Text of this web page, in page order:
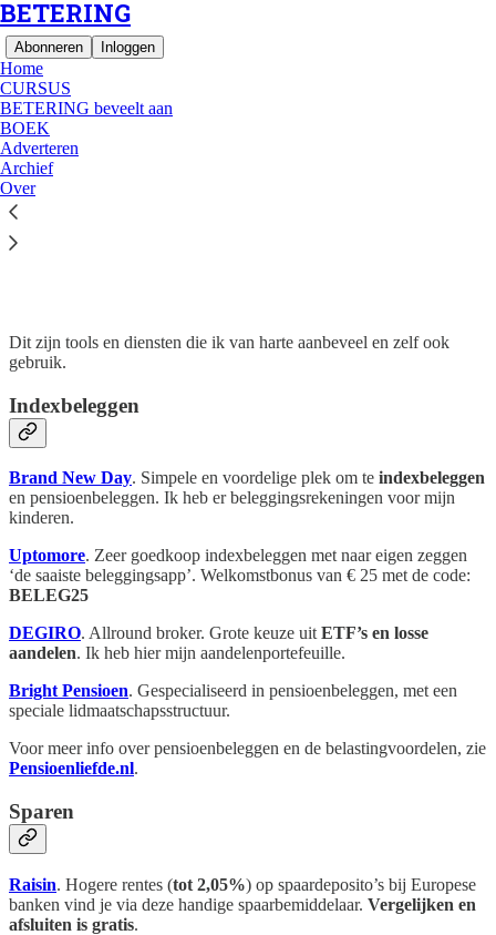
BETERING
Abonneren Inloggen
Home
CURSUS
BETERING beveelt aan
BOEK
Adverteren
Archief
Over
BETERING beveelt aan
Dit zijn tools en diensten die ik van harte aanbeveel en zelf ook
gebruik.
Indexbeleggen
Brand New Day. Simpele en voordelige plek om te indexbeleggen
en pensioenbeleggen. Ik heb er beleggingsrekeningen voor mijn
kinderen.
Uptomore. Zeer goedkoop indexbeleggen met naar eigen zeggen
‘de saaiste beleggingsapp’. Welkomstbonus van € 25 met de code:
BELEG25
DEGIRO. Allround broker. Grote keuze uit ETF’s en losse
aandelen. Ik heb hier mijn aandelenportefeuille.
Bright Pensioen. Gespecialiseerd in pensioenbeleggen, met een
speciale lidmaatschapsstructuur.
Voor meer info over pensioenbeleggen en de belastingvoordelen, zie
Pensioenliefde.nl.
Sparen
Raisin. Hogere rentes (tot 2,05%) op spaardeposito’s bij Europese
banken vind je via deze handige spaarbemiddelaar. Vergelijken en
afsluiten is gratis.